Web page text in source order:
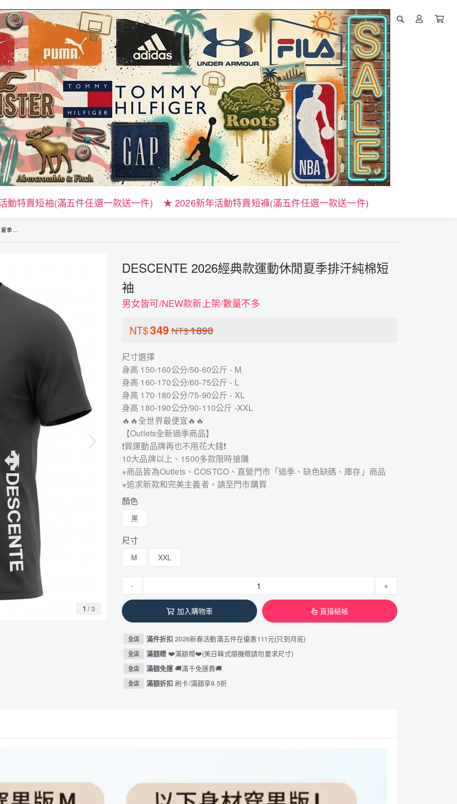
動特賣短袖(滿五件任選一款送一件) ★ 2026新年活動特賣短褲(滿五件任選一款送一件)
短袖
1 /3
DESCENTE 2026經典款運動休閒夏季排汗純棉短
袖
男女皆可/NEW款新上架/數量不多
NT$349 NT$1890
尺寸選擇
身高 150-160公分/50-60公斤 - M
身高 160-170公分/60-75公斤 - L
身高 170-180公分/75-90公斤 - XL
身高 180-190公分/90-110公斤 -XXL
🔥🔥全世界最便宜🔥🔥
【Outlets全新過季商品】
❗買運動品牌再也不用花大錢❗
10大品牌以上、1500多款限時搶購
※商品皆為Outlets、COSTCO、直營門市「過季、缺色缺碼、庫存」商品
※追求新款和完美主義者，請至門市購買
顏色
黑
尺寸
M XXL
- +
加入購物車 直接結帳
全店 滿件折扣2026新春活動滿五件在優惠111元(只到月底)
全店 滿額贈❤️滿額贈❤️(美日韓式隨機贈請勿要求尺寸)
全店 滿額免運🚚滿千免運費🚚
全店 滿額折扣 刷卡/滿額享9.5折